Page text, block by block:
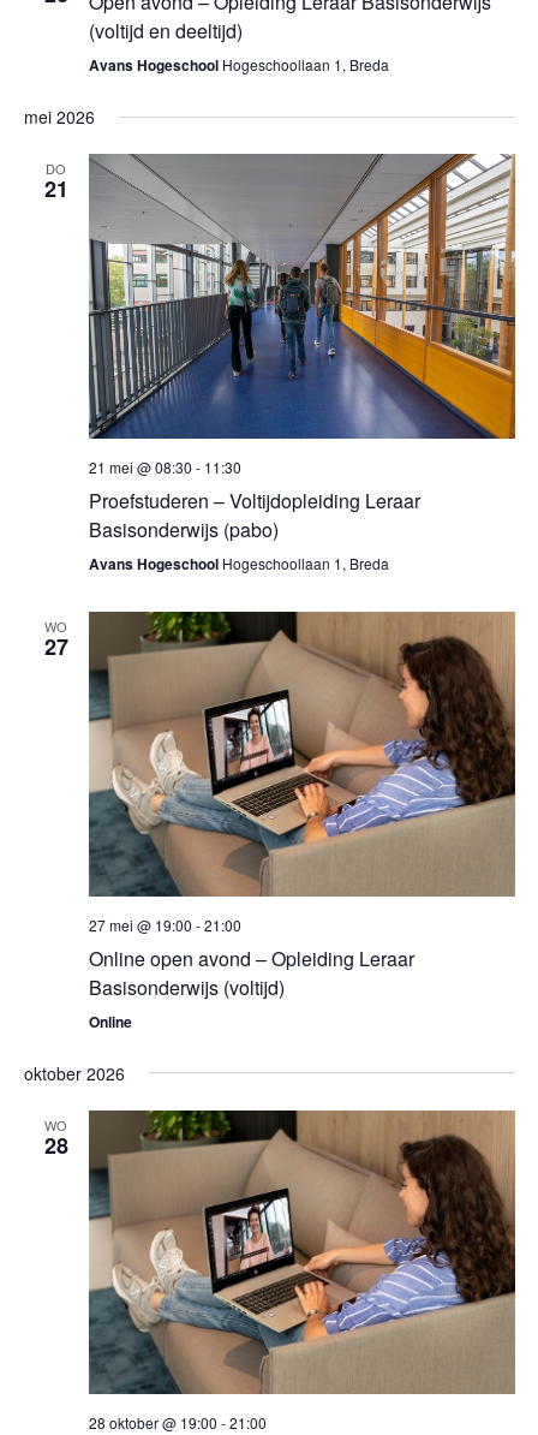
(voltijd en deeltijd)
Avans Hogeschool Hogeschoollaan 1, Breda
mei 2026
DO
21
21 mei @ 08:30 - 11:30
Proefstuderen – Voltijdopleiding Leraar
Basisonderwijs (pabo)
Avans Hogeschool Hogeschoollaan 1, Breda
WO
27
27 mei @ 19:00 -21:00
Online open avond – Opleiding Leraar
Basisonderwijs (voltijd)
Online
oktober 2026
WO
28
28 oktober @ 19:00 -21:00